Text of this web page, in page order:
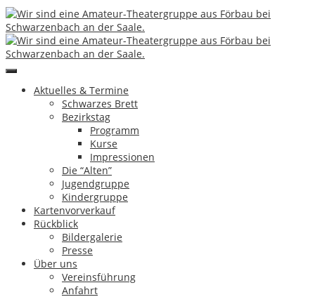
Aktuelles & Termine
Schwarzes Brett
Bezirkstag
Programm
Kurse
Impressionen
Die “Alten”
Jugendgruppe
Kindergruppe
Kartenvorverkauf
Rückblick
Bildergalerie
Presse
Über uns
Vereinsführung
Anfahrt
[Zeige eine Slideshow]
Günter Greim Hinterlasse einen Kommentar
Artikel-Navigation
Archive
Mai 2026
November 2025
Juli 2025